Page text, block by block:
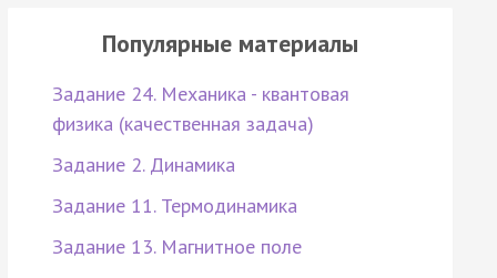
Популярные материалы
Задание 24. Механика - квантовая
физика (качественная задача)
Задание 2. Динамика
Задание 11. Термодинамика
Задание 13. Магнитное поле